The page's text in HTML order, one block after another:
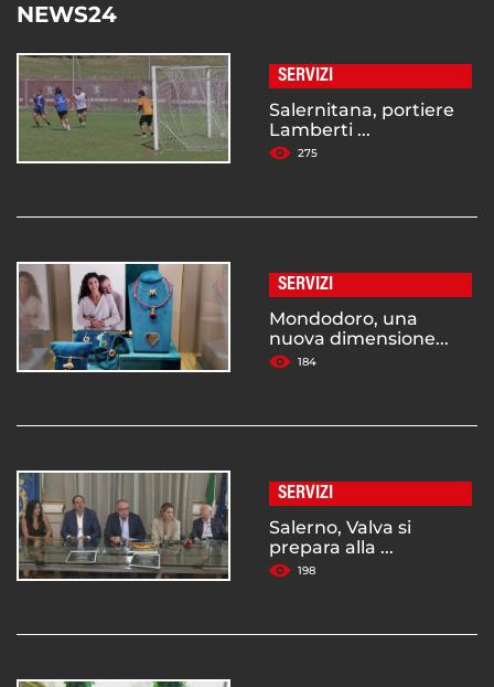
NEWS24
SERVIZI
Salernitana, portiere
Lamberti ...
275
SERVIZI
Mondodoro, una
nuova dimensione...
184
SERVIZI
Salerno, Valva si
prepara alla ...
198